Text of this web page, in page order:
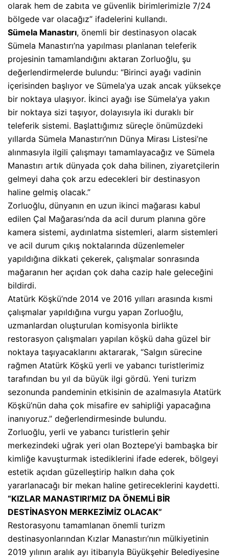
olarak hem de zabıta ve güvenlik birimlerimizle 7/24
bölgede var olacağız” ifadelerini kullandı.
Sümela Manastırı, önemli bir destinasyon olacak
Sümela Manastırı’na yapılması planlanan teleferik
projesinin tamamlandığını aktaran Zorluoğlu, şu
değerlendirmelerde bulundu: “Birinci ayağı vadinin
içerisinden başlıyor ve Sümela’ya uzak ancak yüksekçe
bir noktaya ulaşıyor. İkinci ayağı ise Sümela’ya yakın
bir noktaya sizi taşıyor, dolayısıyla iki duraklı bir
teleferik sistemi. Başlattığımız süreçle önümüzdeki
yıllarda Sümela Manastırı’nın Dünya Mirası Listesi’ne
alınmasıyla ilgili çalışmayı tamamlayacağız ve Sümela
Manastırı artık dünyada çok daha bilinen, ziyaretçilerin
gelmeyi daha çok arzu edecekleri bir destinasyon
haline gelmiş olacak.”
Zorluoğlu, dünyanın en uzun ikinci mağarası kabul
edilen Çal Mağarası’nda da acil durum planına göre
kamera sistemi, aydınlatma sistemleri, alarm sistemleri
ve acil durum çıkış noktalarında düzenlemeler
yapıldığına dikkati çekerek, çalışmalar sonrasında
mağaranın her açıdan çok daha cazip hale geleceğini
bildirdi.
Atatürk Köşkü’nde 2014 ve 2016 yılları arasında kısmi
çalışmalar yapıldığına vurgu yapan Zorluoğlu,
uzmanlardan oluşturulan komisyonla birlikte
restorasyon çalışmaları yapılan köşkü daha güzel bir
noktaya taşıyacaklarını aktararak, “Salgın sürecine
rağmen Atatürk Köşkü yerli ve yabancı turistlerimiz
tarafından bu yıl da büyük ilgi gördü. Yeni turizm
sezonunda pandeminin etkisinin de azalmasıyla Atatürk
Köşkü’nün daha çok misafire ev sahipliği yapacağına
inanıyoruz.” değerlendirmesinde bulundu.
Zorluoğlu, yerli ve yabancı turistlerin şehir
merkezindeki uğrak yeri olan Boztepe’yi bambaşka bir
kimliğe kavuşturmak istediklerini ifade ederek, bölgeyi
estetik açıdan güzelleştirip halkın daha çok
yararlanacağı bir mekan haline getireceklerini kaydetti.
“KIZLAR MANASTIRI’MIZ DA ÖNEMLİ BİR
DESTİNASYON MERKEZİMİZ OLACAK”
Restorasyonu tamamlanan önemli turizm
destinasyonlarından Kızlar Manastırı’nın mülkiyetinin
2019 yılının aralık ayı itibarıyla Büyükşehir Belediyesine